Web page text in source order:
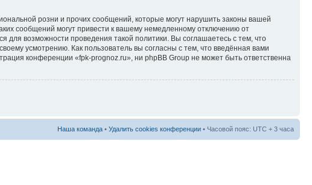
розни и прочих сообщений, которые могут нарушить законы вашей
сообщений могут привести к вашему немедленному отключению от
возможности проведения такой политики. Вы соглашаетесь с тем, что
усмотрению. Как пользователь вы согласны с тем, что введённая вами
конференции «fpk-prognoz.ru», ни phpBB Group не может быть ответственна
Наша команда • Удалить cookies конференции • Часовой пояс: UTC + 3 часа